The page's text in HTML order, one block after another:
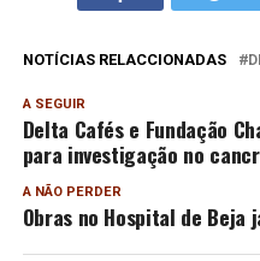
NOTÍCIAS RELACCIONADAS
A SEGUIR
Delta Cafés e Fundação
para investigação no
A NÃO PERDER
Obras no Hospital de Beja